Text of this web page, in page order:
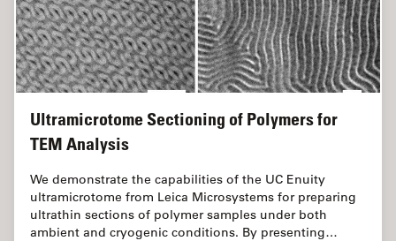
Ultramicrotome Sectioning of Polymers for
TEM Analysis
We demonstrate the capabilities of the UC Enuity
ultramicrotome from Leica Microsystems for preparing
ultrathin sections of polymer samples under both
ambient and cryogenic conditions. By presenting…